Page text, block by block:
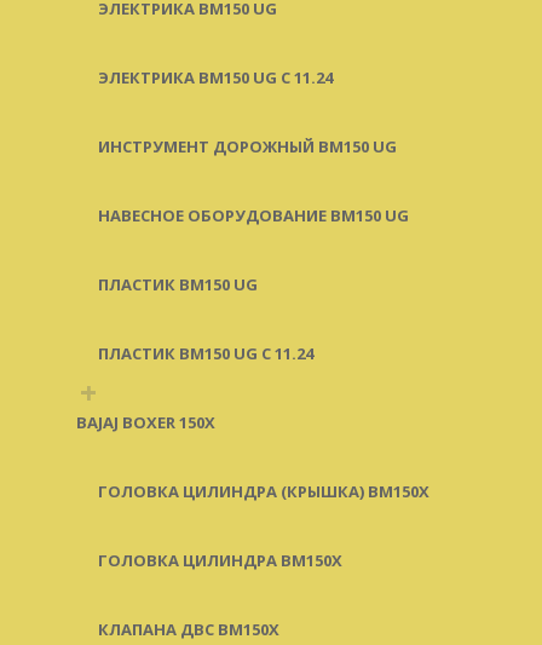
ЭЛЕКТРИКА BM150 UG
ЭЛЕКТРИКА BM150 UG C 11.24
ИНСТРУМЕНТ ДОРОЖНЫЙ BM150 UG
НАВЕСНОЕ ОБОРУДОВАНИЕ BM150 UG
ПЛАСТИК BM150 UG
ПЛАСТИК BM150 UG C 11.24
+
BAJAJ BOXER 150X
ГОЛОВКА ЦИЛИНДРА (КРЫШКА) BM150X
ГОЛОВКА ЦИЛИНДРА BM150X
КЛАПАНА ДВС BM150X